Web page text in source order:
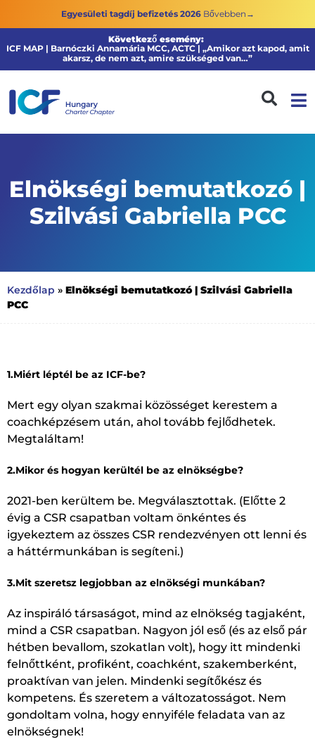
Egyesületi tagdíj befizetés 2026 Bővebben→
Következő esemény:
ICF MAP | Barnóczki Annamária MCC, ACTC | „Amikor azt kapod, amit
akarsz, de nem azt, amire szükséged van…”
Elnökségi bemutatkozó |
Szilvási Gabriella PCC
Kezdőlap » Elnökségi bemutatkozó | Szilvási Gabriella
PCC
1.Miért léptél be az ICF-be?
Mert egy olyan szakmai közösséget kerestem a
coachképzésem után, ahol tovább fejlődhetek.
Megtaláltam!
2.Mikor és hogyan kerültél be az elnökségbe?
2021-ben kerültem be. Megválasztottak. (Előtte 2
évig a CSR csapatban voltam önkéntes és
igyekeztem az összes CSR rendezvényen ott lenni és
a háttérmunkában is segíteni.)
3.Mit szeretsz legjobban az elnökségi munkában?
Az inspiráló társaságot, mind az elnökség tagjaként,
mind a CSR csapatban. Nagyon jól eső (és az első pár
hétben bevallom, szokatlan volt), hogy itt mindenki
felnőttként, profiként, coachként, szakemberként,
proaktívan van jelen. Mindenki segítőkész és
kompetens. És szeretem a változatosságot. Nem
gondoltam volna, hogy ennyiféle feladata van az
elnökségnek!